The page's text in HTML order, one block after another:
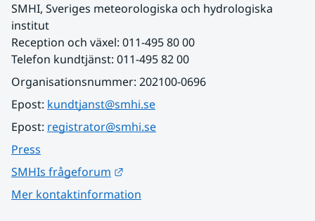
SMHI, Sveriges meteorologiska och hydrologiska
institut
Reception och växel: 011-495 80 00
Telefon kundtjänst: 011-495 82 00
Organisationsnummer: 202100-0696
Epost: kundtjanst@smhi.se
Epost: registrator@smhi.se
Press
SMHIs frågeforum
Mer kontaktinformation